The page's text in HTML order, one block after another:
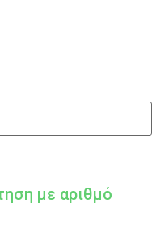
με αριθμό